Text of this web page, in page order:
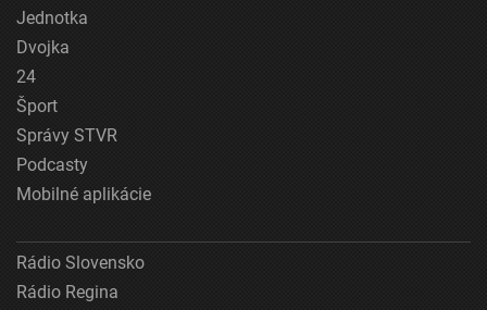
Jednotka
Dvojka
24
Šport
Správy STVR
Podcasty
Mobilné aplikácie
Rádio Slovensko
Rádio Regina